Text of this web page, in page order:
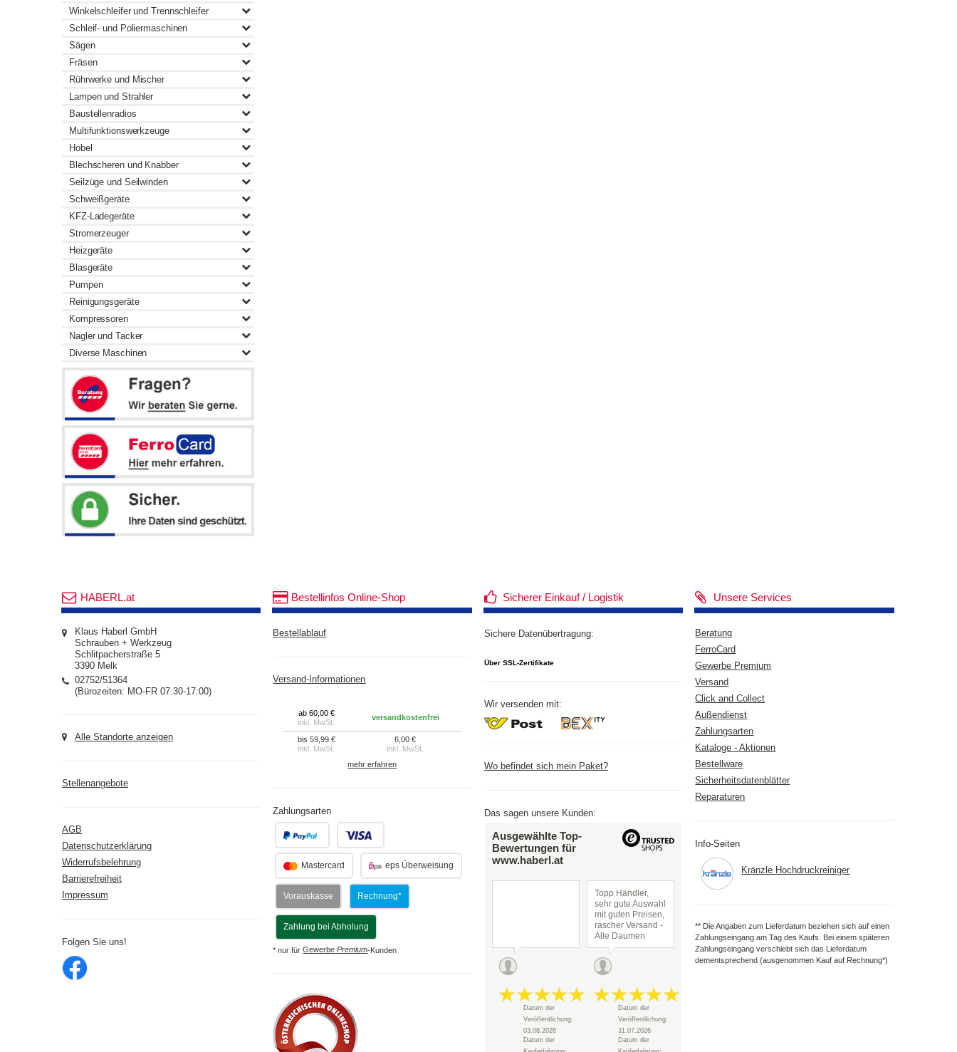
Winkelschleifer und Trennschleifer
Schleif- und Poliermaschinen
Sägen
Fräsen
Rührwerke und Mischer
Lampen und Strahler
Baustellenradios
Multifunktionswerkzeuge
Hobel
Blechscheren und Knabber
Seilzüge und Seilwinden
Schweißgeräte
KFZ-Ladegeräte
Stromerzeuger
Heizgeräte
Blasgeräte
Pumpen
Reinigungsgeräte
Kompressoren
Nagler und Tacker
Diverse Maschinen
HABERL.at
Klaus Haberl GmbH
Schrauben + Werkzeug
Schlitpacherstraße 5
3390 Melk
02752/51364
(Bürozeiten: MO-FR 07:30-17:00)
Alle Standorte anzeigen
Stellenangebote
AGB
Datenschutzerklärung
Widerrufsbelehrung
Barrierefreiheit
Impressum
Folgen Sie uns!
Bestellinfos Online-Shop
Bestellablauf
Versand-Informationen
ab 60,00 €
inkl. MwSt.
versandkostenfrei
bis 59,99 €
inkl. MwSt.
6,00 €
inkl. MwSt.
mehr erfahren
Zahlungsarten
Mastercard eps Überweisung
Vorauskasse Rechnung*
Zahlung bei Abholung
* nur fürGewerbePremium-Kunden
Sicherer Einkauf / Logistik
Sichere Datenübertragung:
Über SSL-Zertifikate
Wir versenden mit:
Wo befindet sich mein Paket?
Das sagen unsere Kunden:
Ausgewählte Top-
Bewertungen für
www.haberl.at
Datum der
Veröffentlichung:
03.08.2026
Datum der
Topp Händler,
sehr gute Auswahl
mit guten Preisen,
rascher Versand -
Alle Daumen
hoch!
Datum der
Veröffentlichung:
31.07.2026
Datum der
Unsere Services
Beratung
FerroCard
Gewerbe Premium
Versand
Click and Collect
Außendienst
Zahlungsarten
Kataloge - Aktionen
Bestellware
Sicherheitsdatenblätter
Reparaturen
Info-Seiten
Kränzle Hochdruckreiniger
** Die Angaben zum Lieferdatum beziehen sich auf einen
Zahlungseingang am Tag des Kaufs. Bei einem späteren
Zahlungseingang verschiebt sich das Lieferdatum
dementsprechend (ausgenommen Kauf auf Rechnung*)